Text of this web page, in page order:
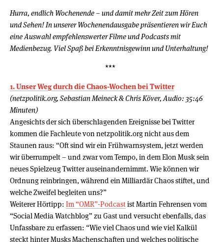
Hurra, endlich Wochenende – und damit mehr Zeit zum Hören
und Sehen! In unserer Wochenendausgabe präsentieren wir Euch
eine Auswahl empfehlenswerter Filme und Podcasts mit
Medienbezug. Viel Spaß bei Erkenntnisgewinn und Unterhaltung!
***
1. Unser Weg durch die Chaos-Wochen bei Twitter
(netzpolitik.org, Sebastian Meineck & Chris Köver, Audio: 35:46
Minuten)
Angesichts der sich überschlagenden Ereignisse bei Twitter
kommen die Fachleute von netzpolitik.org nicht aus dem
Staunen raus: “Oft sind wir ein Frühwarnsystem, jetzt werden
wir überrumpelt – und zwar vom Tempo, in dem Elon Musk sein
neues Spielzeug Twitter auseinandernimmt. Wie können wir
Ordnung reinbringen, während ein Milliardär Chaos stiftet, und
welche Zweifel begleiten uns?”
Weiterer Hörtipp: Im “OMR”-Podcastist Martin Fehrensen vom
“Social Media Watchblog” zu Gast und versucht ebenfalls, das
Unfassbare zu erfassen: “Wie viel Chaos und wie viel Kalkül
steckt hinter Musks Machenschaften und welches politische